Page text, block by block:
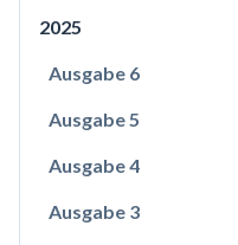
2025
Ausgabe 6
Ausgabe 5
Ausgabe 4
Ausgabe 3